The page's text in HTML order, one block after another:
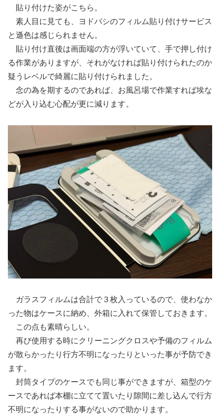
貼り付けた姿がこちら。
素人目に見ても、ヨドバシのフィルム貼り付けサービス
と遜色は感じられません。
貼り付け直後は画面端の方が浮いていて、手で押し付け
る作業がありますが、それがなければ貼り付けられたのか
疑うレベルで綺麗に貼り付けられました。
念の為を期するのであれば、お風呂場で作業すれば埃な
どが入り込む心配が更に減ります。
ガラスフィルムは合計で３枚入っているので、使わなか
った物はケースに納め、外箱に入れて保管しておきます。
この点も素晴らしい。
再び使用する時にクリーニングクロスや予備のフィルム
が散らかったり行方不明になったりといった事が予防でき
ます。
封筒タイプのケースでも同じ事ができますが、箱型のケ
ースであれば本棚に立てて置いたり隙間に差し込んで行方
不明になったりする事がないので助かります。